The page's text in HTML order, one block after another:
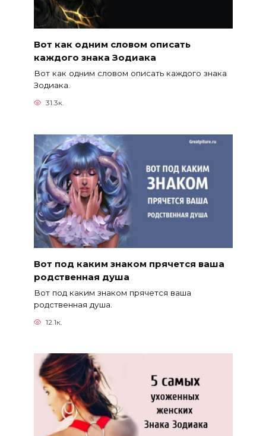
Вот как одним словом описать
каждого знака Зодиака
Вот как одним словом описать каждого знака
Зодиака.
31.3к.
Вот под каким знаком прячется ваша
родственная душа
Вот под каким знаком прячется ваша
родственная душа.
12.1к.